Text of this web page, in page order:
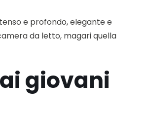
e profondo, elegante e
da letto, magari quella
giovani